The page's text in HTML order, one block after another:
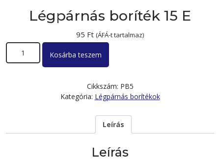
Légpárnás boríték 15 E
95 Ft (ÁFÁ-t tartalmaz)
Légpárnás boríték 15 E mennyiség
Kosárba teszem
Cikkszám: PB5
Kategória: Légpárnás borítékok
Leírás
Leírás